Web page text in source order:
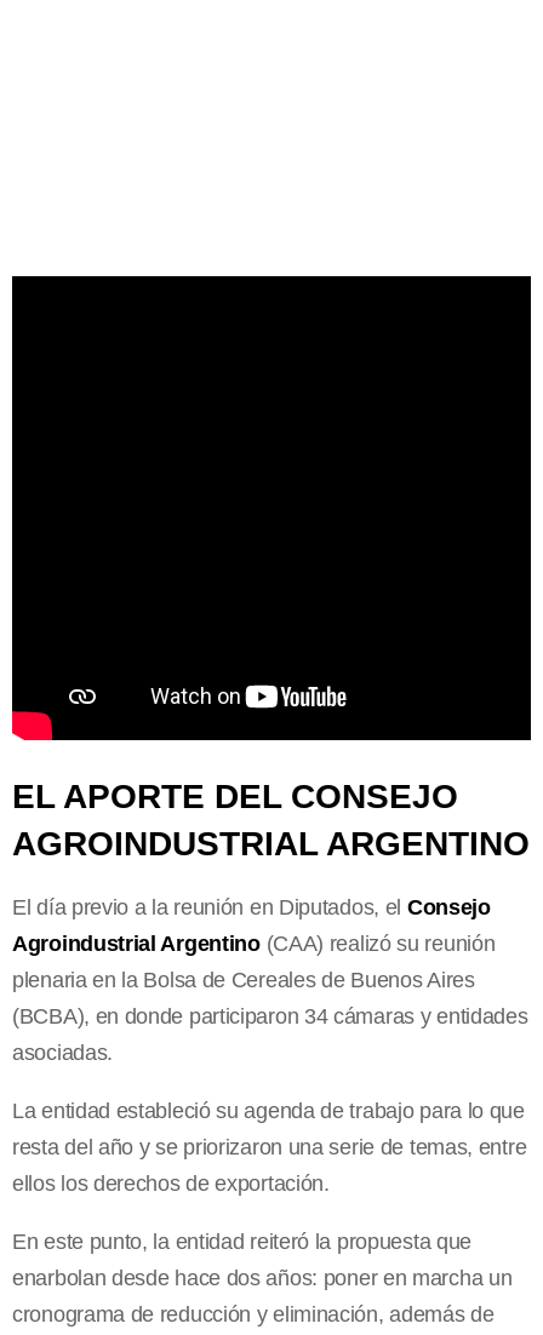
EL APORTE DEL CONSEJO
AGROINDUSTRIAL ARGENTINO
El día previo a la reunión en Diputados, el Consejo
Agroindustrial Argentino(CAA) realizó su reunión
plenaria en la Bolsa de Cereales de Buenos Aires
(BCBA), en donde participaron 34 cámaras y entidades
asociadas.
La entidad estableció su agenda de trabajo para lo que
resta del año y se priorizaron una serie de temas, entre
ellos los derechos de exportación.
En este punto, la entidad reiteró la propuesta que
enarbolan desde hace dos años: poner en marcha un
cronograma de reducción y eliminación, además de